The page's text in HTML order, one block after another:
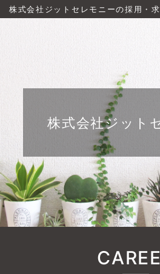
株式会社ジットセレモニーの採用・
株式会社ジット